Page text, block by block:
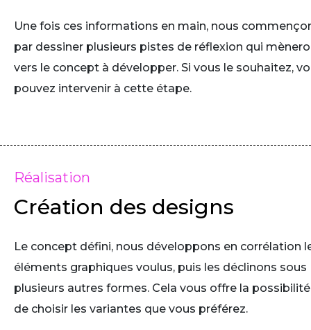
Une fois ces informations en main, nous
par dessiner plusieurs pistes de réflexion qui
vers le concept à développer. Si vous le souhaitez,
pouvez intervenir à cette étape.
Réalisation
Création des designs
Le concept défini, nous développons en corrélation
éléments graphiques voulus, puis les déclinons sous
plusieurs autres formes. Cela vous offre la possibilité
de choisir les variantes que vous préférez.